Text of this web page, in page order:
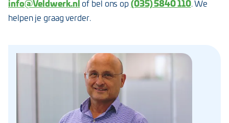
info@Veldwerk.nl of bel ons op(035) 5840 110. We
helpen je graag verder.